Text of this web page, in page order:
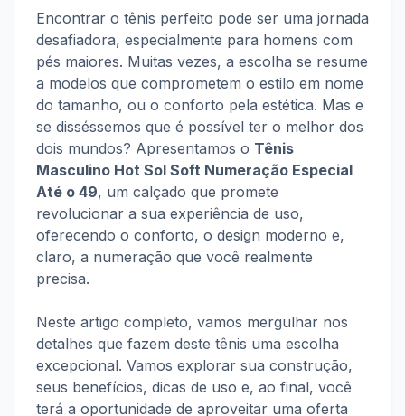
Encontrar o tênis perfeito pode ser uma jornada
desafiadora, especialmente para homens com
pés maiores. Muitas vezes, a escolha se resume
a modelos que comprometem o estilo em nome
do tamanho, ou o conforto pela estética. Mas e
se disséssemos que é possível ter o melhor dos
dois mundos? Apresentamos o Tênis
Masculino Hot Sol Soft Numeração Especial
Até o 49, um calçado que promete
revolucionar a sua experiência de uso,
oferecendo o conforto, o design moderno e,
claro, a numeração que você realmente
precisa.
Neste artigo completo, vamos mergulhar nos
detalhes que fazem deste tênis uma escolha
excepcional. Vamos explorar sua construção,
seus benefícios, dicas de uso e, ao final, você
terá a oportunidade de aproveitar uma oferta